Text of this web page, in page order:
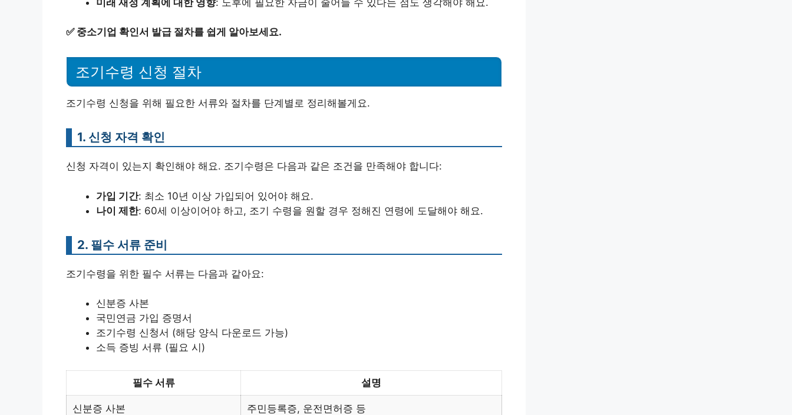
✅ 중소기업 확인서 발급 절차를 쉽게 알아보세요.
조기수령 신청 절차
조기수령 신청을 위해 필요한 서류와 절차를 단계별로 정리해볼게요.
1. 신청 자격 확인
신청 자격이 있는지 확인해야 해요. 조기수령은 다음과 같은 조건을 만족해야 합니다:
가입 기간: 최소 10년 이상 가입되어 있어야 해요.
나이 제한: 60세 이상이어야 하고, 조기 수령을 원할 경우 정해진 연령에 도달해야 해요.
2. 필수 서류 준비
조기수령을 위한 필수 서류는 다음과 같아요:
신분증 사본
국민연금 가입 증명서
조기수령 신청서 (해당 양식 다운로드 가능)
소득 증빙 서류 (필요 시)
필수 서류 설명
신분증 사본 주민등록증, 운전면허증 등